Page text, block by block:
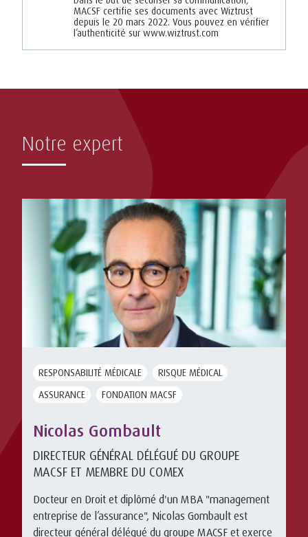
MACSF certifie ses documents avec Wiztrust
depuis le 20 mars 2022. Vous pouvez en vérifier
l’authenticité sur www.wiztrust.com
Notre expert
RESPONSABILITÉ MÉDICALE
RISQUE MÉDICAL
ASSURANCE
FONDATION MACSF
Nicolas Gombault
DIRECTEUR GÉNÉRAL DÉLÉGUÉ DU GROUPE
MACSF ET MEMBRE DU COMEX
Docteur en Droit et diplômé d'un MBA "management
entreprise de l’assurance", Nicolas Gombault est
directeur général délégué du groupe MACSF et exerce